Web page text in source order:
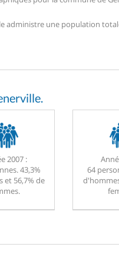
administre une population
2007 :
43,3%
et 56,7% de
64